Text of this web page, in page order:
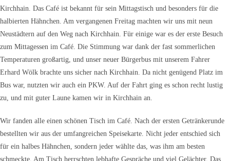
Kirchhain. Das Café ist bekannt für sein Mittagstisch und besonders für die
halbierten Hähnchen. Am vergangenen Freitag machten wir uns mit neun
Neustädtern auf den Weg nach Kirchhain. Für einige war es der erste Besuch
zum Mittagessen im Café. Die Stimmung war dank der fast sommerlichen
Temperaturen großartig, und unser neuer Bürgerbus mit unserem Fahrer
Erhard Wölk brachte uns sicher nach Kirchhain. Da nicht genügend Platz im
Bus war, nutzten wir auch ein PKW. Auf der Fahrt ging es schon recht lustig
zu, und mit guter Laune kamen wir in Kirchhain an.
Wir fanden alle einen schönen Tisch im Café. Nach der ersten Getränkerunde
bestellten wir aus der umfangreichen Speisekarte. Nicht jeder entschied sich
für ein halbes Hähnchen, sondern jeder wählte das, was ihm am besten
schmeckte. Am Tisch herrschten lebhafte Gespräche und viel Gelächter. Das